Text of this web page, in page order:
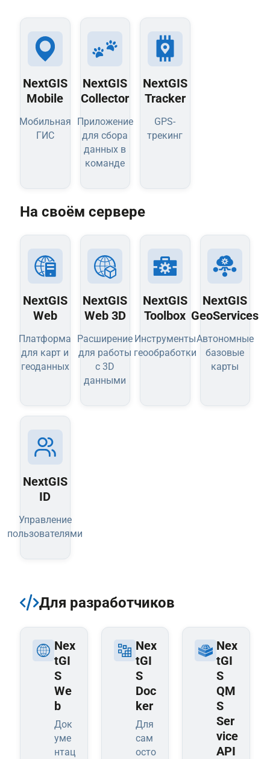
NextGIS
Mobile
Мобильная
ГИС
NextGIS
Collector
Приложение
для сбора
данных в
команде
NextGIS
Tracker
GPS-
трекинг
На своём сервере
NextGIS
Web
Платформа
для карт и
геоданных
NextGIS
Web 3D
Расширение
для работы
с 3D
данными
NextGIS
Toolbox
Инструменты
геообработки
NextGIS
GeoServices
Автономные
базовые
карты
NextGIS
ID
Управление
пользователями
Для разработчиков
Nex
tGI
S
We
b
Док
уме
нтац
Nex
tGI
S
Doc
ker
Для
сам
осто
Nex
tGI
S
QM
S
Ser
vice
API